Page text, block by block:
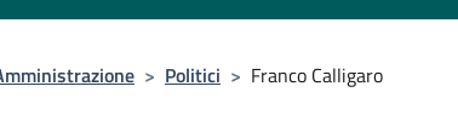
> Politici > Franco Calligaro